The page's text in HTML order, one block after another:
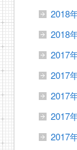
2018
2018
2017
2017
2017
2017
2017